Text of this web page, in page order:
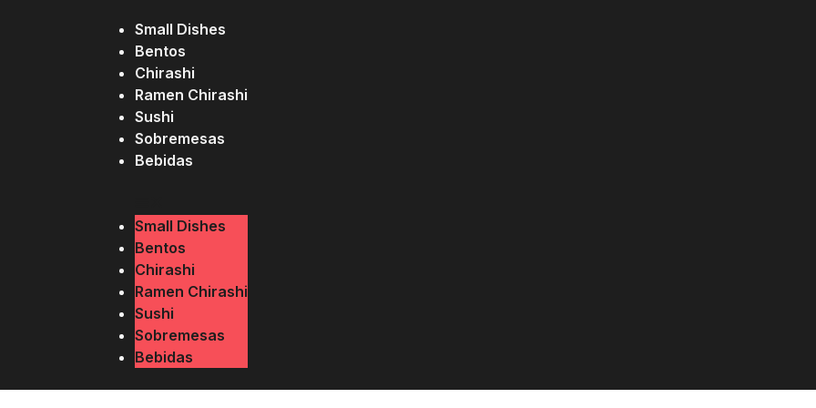
Small Dishes
Bentos
Chirashi
Ramen Chirashi
Sushi
Sobremesas
Bebidas
Small Dishes
Bentos
Chirashi
Ramen Chirashi
Sushi
Sobremesas
Bebidas